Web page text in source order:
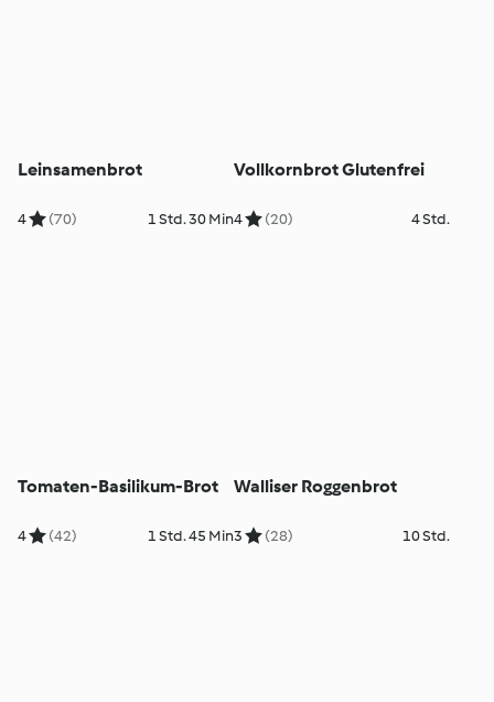
Leinsamenbrot
4 (70) 1 Std. 30 Min
Vollkornbrot Glutenfrei
4 (20) 4 Std.
Tomaten-Basilikum-Brot
4 (42) 1 Std. 45 Min
Walliser Roggenbrot
3 (28) 10 Std.